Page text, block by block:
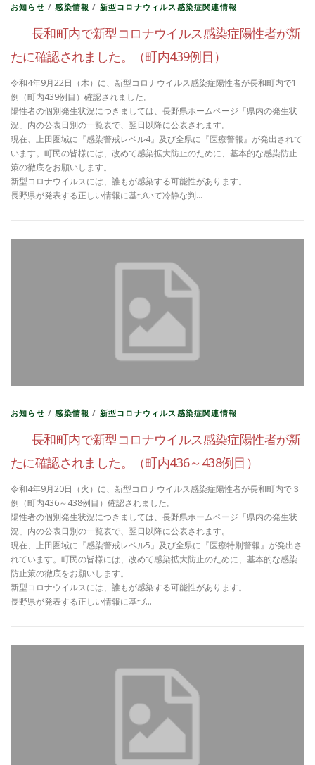
お知らせ /感染情報 / 新型コロナウィルス感染症関連情報
長和町内で新型コロナウイルス感染症陽性者が新
たに確認されました。（町内439例目）
令和4年9月22日（木）に、新型コロナウイルス感染症陽性者が長和町内で1
例（町内439例目）確認されました。
陽性者の個別発生状況につきましては、長野県ホームページ「県内の発生状
況」内の公表日別の一覧表で、翌日以降に公表されます。
現在、上田圏域に『感染警戒レベル4』及び全県に『医療警報』が発出されて
います。町民の皆様には、改めて感染拡大防止のために、基本的な感染防止
策の徹底をお願いします。
新型コロナウイルスには、誰もが感染する可能性があります。
長野県が発表する正しい情報に基づいて冷静な判…
お知らせ /感染情報 / 新型コロナウィルス感染症関連情報
長和町内で新型コロナウイルス感染症陽性者が新
たに確認されました。（町内436～438例目）
令和4年9月20日（火）に、新型コロナウイルス感染症陽性者が長和町内で３
例（町内436～438例目）確認されました。
陽性者の個別発生状況につきましては、長野県ホームページ「県内の発生状
況」内の公表日別の一覧表で、翌日以降に公表されます。
現在、上田圏域に『感染警戒レベル5』及び全県に『医療特別警報』が発出さ
れています。町民の皆様には、改めて感染拡大防止のために、基本的な感染
防止策の徹底をお願いします。
新型コロナウイルスには、誰もが感染する可能性があります。
長野県が発表する正しい情報に基づ…